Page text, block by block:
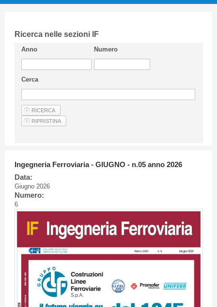
CIFI in breve
Linee Guida
Privacy Policy
Articoli
Ricerca nelle sezioni IF
Anno Numero
Cerca
Ingegneria Ferroviaria - GIUGNO - n.05 anno 2026
Data:
Giugno 2026
Numero:
6